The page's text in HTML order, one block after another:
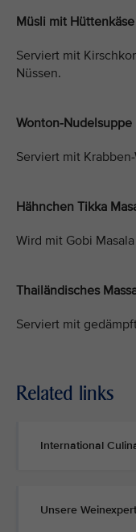
Müsli mit Hüttenkäse
Serviert mit
Nüssen.
Wonton-Nudelsuppe
Serviert mit
Hähnchen Tikka
Wird mit Gobi
Thailändisches
Serviert mit
Related links
International
Unsere